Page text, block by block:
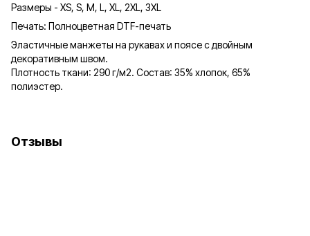
Размеры - XS, S, M, L, XL, 2XL, 3XL
Печать: Полноцветная DTF-печать
Эластичные манжеты на рукавах и поясе с двойным
декоративным швом.
Плотность ткани: 290 г/м2. Состав: 35% хлопок, 65%
полиэстер.
Отзывы